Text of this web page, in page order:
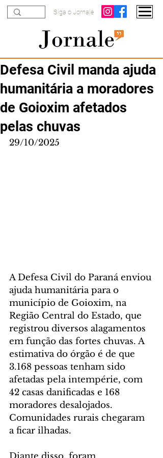
Siga o Jornale
Defesa Civil manda ajuda
humanitária a moradores
de Goioxim afetados
pelas chuvas
29/10/2025
A Defesa Civil do Paraná enviou
ajuda humanitária para o
município de Goioxim, na
Região Central do Estado, que
registrou diversos alagamentos
em função das fortes chuvas. A
estimativa do órgão é de que
3.168 pessoas tenham sido
afetadas pela intempérie, com
42 casas danificadas e 168
moradores desalojados.
Comunidades rurais chegaram
a ficar ilhadas.